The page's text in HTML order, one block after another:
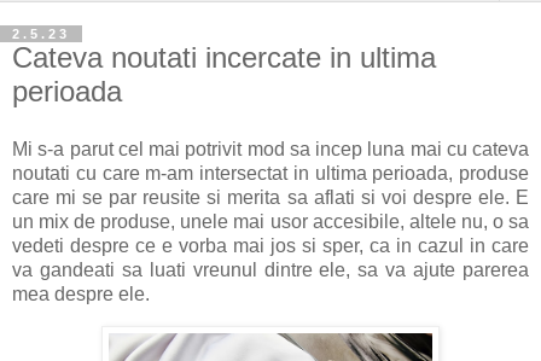
2.5.23
Cateva noutati incercate in ultima
perioada
Mi s-a parut cel mai potrivit mod sa incep luna mai cu cateva
noutati cu care m-am intersectat in ultima perioada, produse
care mi se par reusite si merita sa aflati si voi despre ele. E
un mix de produse, unele mai usor accesibile, altele nu, o sa
vedeti despre ce e vorba mai jos si sper, ca in cazul in care
va gandeati sa luati vreunul dintre ele, sa va ajute parerea
mea despre ele.